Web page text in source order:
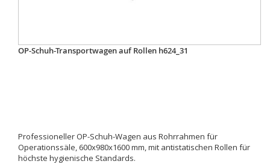
OP-Schuh-Transportwagen auf Rollen h624_31
Professioneller OP-Schuh-Wagen aus Rohrrahmen für
Operationssäle, 600x980x1600 mm, mit antistatischen Rollen für
höchste hygienische Standards.